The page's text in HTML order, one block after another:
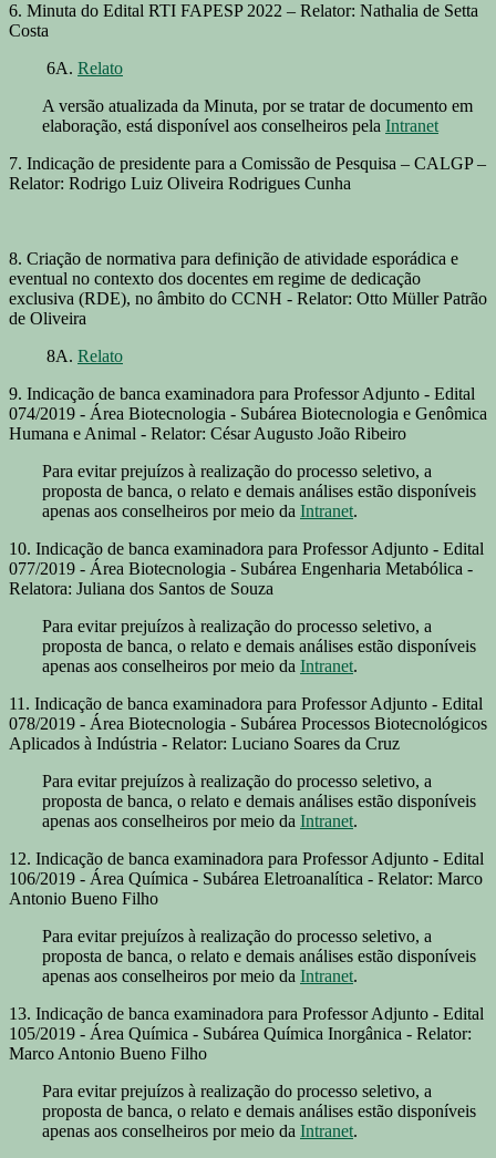
6. Minuta do Edital RTI FAPESP 2022 – Relator: Nathalia de Setta
Costa
6A. Relato
A versão atualizada da Minuta, por se tratar de documento em
elaboração, está disponível aos conselheiros pela Intranet
7. Indicação de presidente para a Comissão de Pesquisa – CALGP –
Relator: Rodrigo Luiz Oliveira Rodrigues Cunha
8. Criação de normativa para definição de atividade esporádica e
eventual no contexto dos docentes em regime de dedicação
exclusiva (RDE), no âmbito do CCNH - Relator: Otto Müller Patrão
de Oliveira
8A. Relato
9. Indicação de banca examinadora para Professor Adjunto - Edital
074/2019 - Área Biotecnologia - Subárea Biotecnologia e Genômica
Humana e Animal - Relator: César Augusto João Ribeiro
Para evitar prejuízos à realização do processo seletivo, a
proposta de banca, o relato e demais análises estão disponíveis
apenas aos conselheiros por meio da Intranet.
10. Indicação de banca examinadora para Professor Adjunto - Edital
077/2019 - Área Biotecnologia - Subárea Engenharia Metabólica -
Relatora: Juliana dos Santos de Souza
Para evitar prejuízos à realização do processo seletivo, a
proposta de banca, o relato e demais análises estão disponíveis
apenas aos conselheiros por meio da Intranet.
11. Indicação de banca examinadora para Professor Adjunto - Edital
078/2019 - Área Biotecnologia - Subárea Processos Biotecnológicos
Aplicados à Indústria - Relator: Luciano Soares da Cruz
Para evitar prejuízos à realização do processo seletivo, a
proposta de banca, o relato e demais análises estão disponíveis
apenas aos conselheiros por meio da Intranet.
12. Indicação de banca examinadora para Professor Adjunto - Edital
106/2019 - Área Química - Subárea Eletroanalítica - Relator: Marco
Antonio Bueno Filho
Para evitar prejuízos à realização do processo seletivo, a
proposta de banca, o relato e demais análises estão disponíveis
apenas aos conselheiros por meio da Intranet.
13. Indicação de banca examinadora para Professor Adjunto - Edital
105/2019 - Área Química - Subárea Química Inorgânica - Relator:
Marco Antonio Bueno Filho
Para evitar prejuízos à realização do processo seletivo, a
proposta de banca, o relato e demais análises estão disponíveis
apenas aos conselheiros por meio da Intranet.